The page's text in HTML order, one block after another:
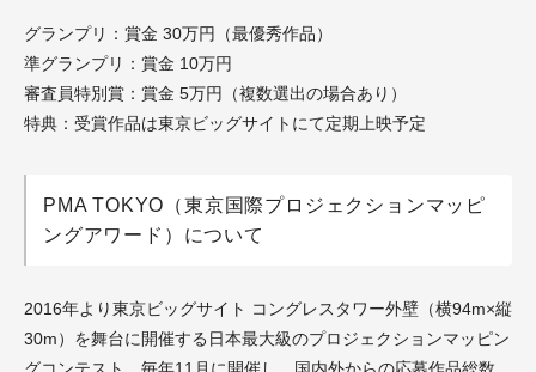
グランプリ：賞金 30万円（最優秀作品）
準グランプリ：賞金 10万円
審査員特別賞：賞金 5万円（複数選出の場合あり）
特典：受賞作品は東京ビッグサイトにて定期上映予定
PMA TOKYO（東京国際プロジェクションマッピ
ングアワード）について
2016年より東京ビッグサイト コングレスタワー外壁（横94m×縦
30m）を舞台に開催する日本最大級のプロジェクションマッピン